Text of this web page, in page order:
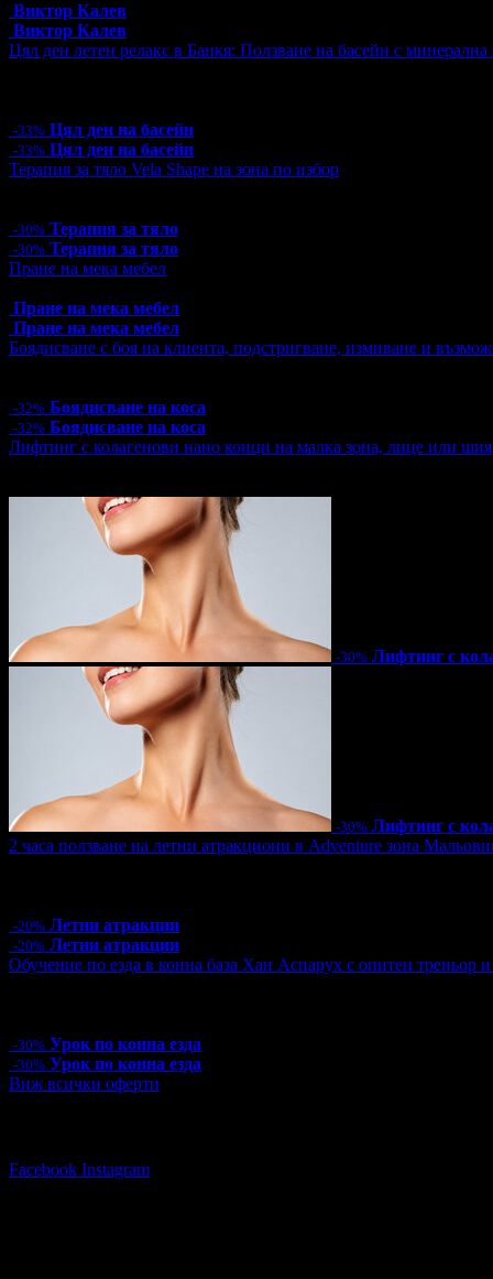
Виктор Калев
Виктор Калев
Цял ден летен релакс в Банкя: Ползване на басейн с
-33% Цял ден на басейн
-33% Цял ден на басейн
Терапия за тяло Vela Shape на зона по избор
-30% Терапия за тяло
-30% Терапия за тяло
Пране на мека мебел
Пране на мека мебел
Пране на мека мебел
Боядисване с боя на клиента, подстригване, измиване и
-32% Боядисване на коса
-32% Боядисване на коса
Лифтинг с колагенови нано конци на малка зона, лице или шия
-30% Лифтинг с
-30% Лифтинг с
2 часа ползване на летни атракциони в Adventure зона
-20% Летни атракции
-20% Летни атракции
Обучение по езда в конна база Хан Аспарух с опитен треньор
-30% Урок по конна езда
-30% Урок по конна езда
Виж всички оферти
Facebook Instagram